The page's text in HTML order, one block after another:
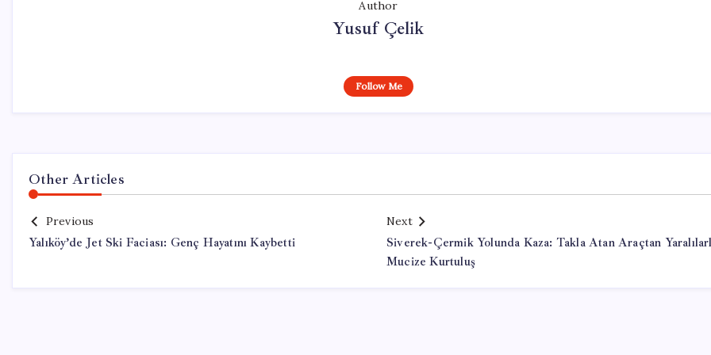
Author
Yusuf Çelik
Follow Me
Other Articles
Previous
Yalıköy’de Jet Ski Faciası: Genç Hayatını Kaybetti
Next
Siverek-Çermik Yolunda Kaza: Takla Atan Araçtan
Mucize Kurtuluş